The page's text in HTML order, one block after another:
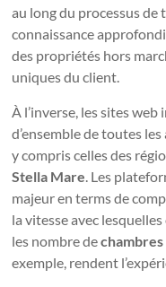
au long du processus de
connaissance
des propriétés hors
uniques du client.
À l’inverse, les sites
d’ensemble de toutes
y compris celles des
Stella Mare . Les
majeur en terms de
la vitesse avec
les nombre dechambres
exemple, rendent